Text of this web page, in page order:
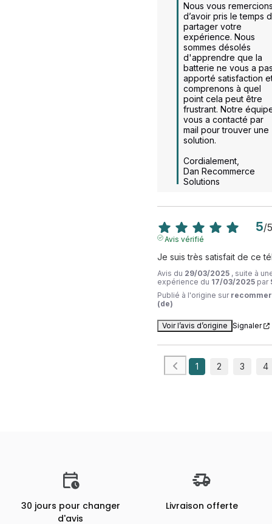
Nous vous
d’avoir pris le temps
partager votre
expérience. Nous
sommes désolés
d'apprendre que la
batterie ne vous a
apporté satisfaction
comprenons à quel
point cela peut être
frustrant. Notre
vous a contacté par
mail pour trouver une
solution.
Cordialement,
Dan Recommerce
Solutions
5/5
Avis vérifié
Je suis très satisfait de ce
Avis du 29/03/2025 , suite à
expérience du 17/03/2025 par
Publié à l'origine sur
(de)
Voir l’avis d’origine Signaler
1 2 3 4
30 jours pour changer
d'avis
Livraison offerte